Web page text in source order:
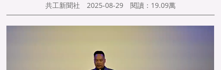
共工新聞社 2025-08-29 閱讀： 19.09萬